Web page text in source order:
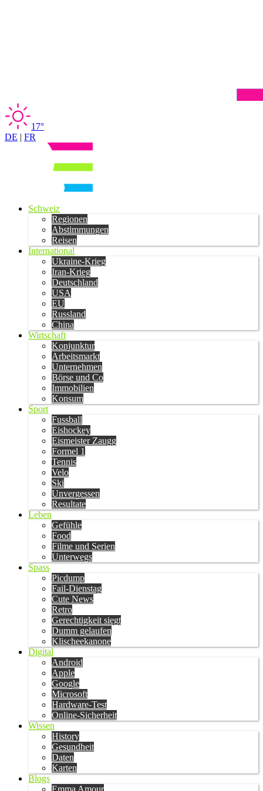
17°
DE | FR
Schweiz
Regionen
Abstimmungen
Reisen
International
Ukraine-Krieg
Iran-Krieg
Deutschland
USA
EU
Russland
China
Wirtschaft
Konjunktur
Arbeitsmarkt
Unternehmen
Börse und Co
Immobilien
Konsum
Sport
Fussball
Eishockey
Eismeister Zaugg
Formel 1
Tennis
Velo
Ski
Unvergessen
Resultate
Leben
Gefühle
Food
Filme und Serien
Unterwegs
Spass
Picdump
Fail-Dienstag
Cute News
Retro
Gerechtigkeit siegt
Dumm gelaufen
Klischeekanone
Digital
Android
Apple
Google
Microsoft
Hardware-Test
Online-Sicherheit
Wissen
History
Gesundheit
Daten
Karten
Blogs
Emma Amour